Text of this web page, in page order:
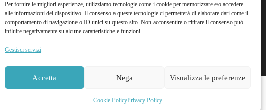
Per fornire le migliori esperienze, utilizziamo tecnologie come i cookie per memorizzare e/o accedere
alle informazioni del dispositivo. Il consenso a queste tecnologie ci permetterà di elaborare dati come il
comportamento di navigazione o ID unici su questo sito. Non acconsentire o ritirare il consenso può
influire negativamente su alcune caratteristiche e funzioni.
Gestisci servizi
Accetta Nega Visualizza le preferenze
Cookie PolicyPrivacy Policy
Canarie. Non soggetta a P.IVA.